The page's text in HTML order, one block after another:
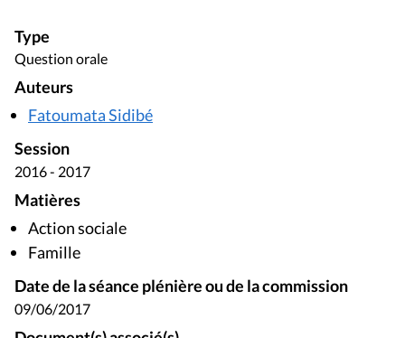
Type
Question orale
Auteurs
Fatoumata Sidibé
Session
2016 - 2017
Matières
Action sociale
Famille
Date de la séance plénière ou de la commission
09/06/2017